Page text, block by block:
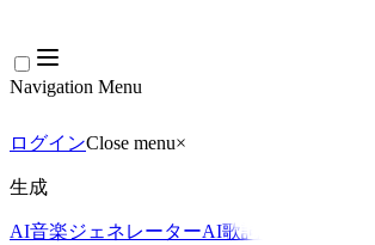
Navigation Menu
ログインClose menu×
生成
AI音楽ジェネレーターAI歌詞ジェネレータ